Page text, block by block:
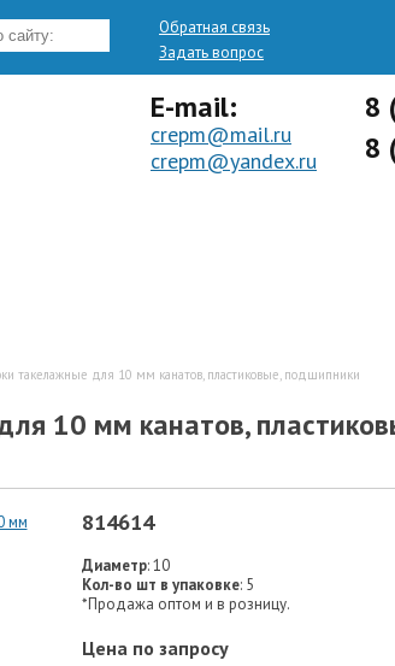
Обратная связь
Задать вопрос
8
8
E-mail:
crepm@mail.ru
crepm@yandex.ru
такелажные для 10 мм канатов, пластиковые, подшипники
10 мм канатов,
814614
Диаметр: 10
Кол-во шт в упаковке: 5
*Продажа оптом и в розницу.
Цена по запросу